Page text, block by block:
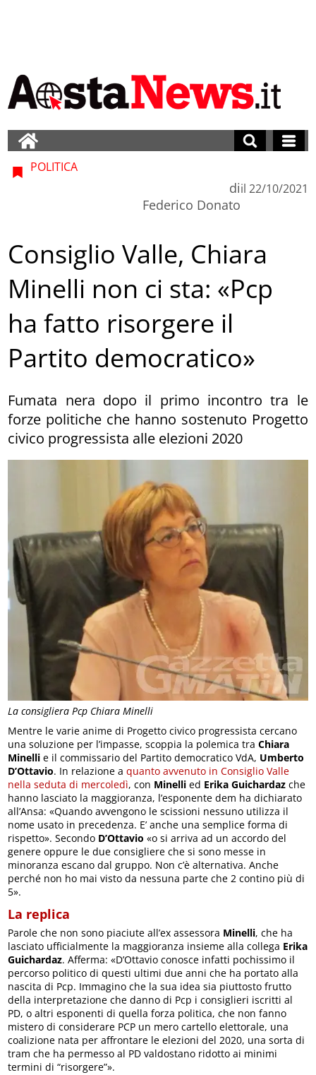
La consigliera Pcp Chiara Minelli
POLITICA
di
Federico Donato
il 22/10/2021
Consiglio Valle, Chiara
Minelli non ci sta: «Pcp
ha fatto risorgere il
Partito democratico»
Fumata nera dopo il primo incontro tra le
forze politiche che hanno sostenuto Progetto
civico progressista alle elezioni 2020
Mentre le varie anime di Progetto civico progressista cercano
una soluzione per l’impasse, scoppia la polemica traChiara
Minelli e il commissario del Partito democratico VdA, Umberto
D’Ottavio. In relazione aquanto avvenuto in Consiglio Valle
nella seduta di mercoledì, con Minelli ed Erika Guichardaz che
hanno lasciato la maggioranza, l’esponente dem ha dichiarato
all’Ansa: «Quando avvengono le scissioni nessuno utilizza il
nome usato in precedenza. E’ anche una semplice forma di
rispetto». Secondo D’Ottavio «o si arriva ad un accordo del
genere oppure le due consigliere che si sono messe in
minoranza escano dal gruppo. Non c’è alternativa. Anche
perché non ho mai visto da nessuna parte che 2 contino più di
5».
La replica
Parole che non sono piaciute all’ex assessora Minelli, che ha
lasciato ufficialmente la maggioranza insieme alla collega Erika
Guichardaz. Afferma: «D’Ottavio conosce infatti pochissimo il
percorso politico di questi ultimi due anni che ha portato alla
nascita di Pcp. Immagino che la sua idea sia piuttosto frutto
della interpretazione che danno di Pcp i consiglieri iscritti al
PD, o altri esponenti di quella forza politica, che non fanno
mistero di considerare PCP un mero cartello elettorale, una
coalizione nata per affrontare le elezioni del 2020, una sorta di
tram che ha permesso al PD valdostano ridotto ai minimi
termini di “risorgere”».